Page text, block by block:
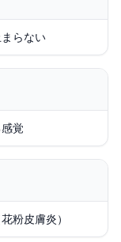
らない
覚
粉皮膚炎）